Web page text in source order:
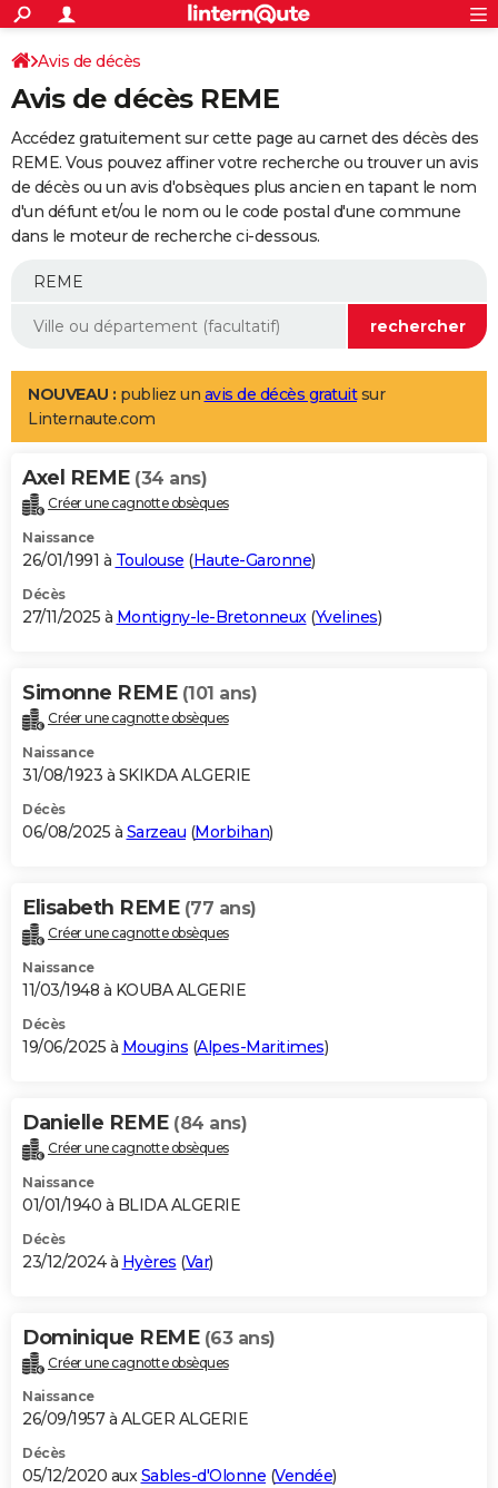
ACTUALITÉS
Politique
Société
Faits Divers
Education
Monde
Villes
+
SPORT
Coupe du monde 2026
Football
Tennis
Cyclisme
Rugby
Forum
Programme TV
TNT
Streaming
Cinéma
Sorties cinéma
Musique
+
FINANCE
Retraite
Impôts
Epargne
Immobilier
Risques naturels par ville
Banque
Assurance
Crédit
AUTO
Essais
Réserver un essai
Citadines
Berlines
SUV
Forum auto
+
Mobiles
Meilleur smartphone
Internet
Ordinateurs
Jeux vidéo
Guide high-tech
Aménagement intérieur
LIFESTYLE
Art de vivre
Bien-être
Loisirs
Mode
Modes de vie
Alimentation
Guide de la santé
Maladies
Médicaments
Sommeil
VOYAGE
Destinations
City break
Voyage nature
Voyage de noces
Forum
Climat
+PHOTO
GUIDES D'ACHAT
BONS PLANS
Carte de Noël
Carte Bonne année
Carte Saint-Valentin
Carte Pâques
Carte d'anniversaire
DICTIONNAIRE
Dictionnaire
Biographies
Citations
Expressions
Proverbes
PROGRAMME TV
S'inscrire
Se connecter
Lycées
Collèges
Primaires
Universités
Entreprises
Service militaire
Avis de recherche
AVIS DE DÉCÈS
Bricolage
Lifestyle
Culture
Sport
Auto
Television
Voyage
Cinema
Avis de décès
Avis de décès REME
Accédez gratuitement sur cette page au carnet des décès des
REME. Vous pouvez affiner votre recherche ou trouver un avis
de décès ou un avis d'obsèques plus ancien en tapant le nom
d'un défunt et/ou le nom ou le code postal d'une commune
dans le moteur de recherche ci-dessous.
NOUVEAU : publiez un avis de décès gratuitsur
Linternaute.com
Axel REME (34 ans)
Créer une cagnotte obsèques
Naissance
26/01/1991 à Toulouse (Haute-Garonne)
Décès
27/11/2025 à Montigny-le-Bretonneux(Yvelines)
Simonne REME (101 ans)
Créer une cagnotte obsèques
Naissance
31/08/1923 à SKIKDA ALGERIE
Décès
06/08/2025 à Sarzeau (Morbihan)
Elisabeth REME (77 ans)
Créer une cagnotte obsèques
Naissance
11/03/1948 à KOUBA ALGERIE
Décès
19/06/2025 à Mougins (Alpes-Maritimes)
Danielle REME (84 ans)
Créer une cagnotte obsèques
Naissance
01/01/1940 à BLIDA ALGERIE
Décès
23/12/2024 à Hyères (Var)
Dominique REME (63 ans)
Créer une cagnotte obsèques
Naissance
26/09/1957 à ALGER ALGERIE
Décès
05/12/2020 auxSables-d'Olonne (Vendée)